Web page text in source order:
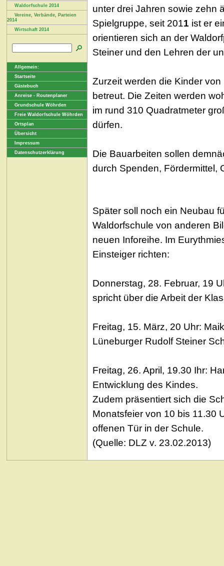
Waldorfschule 2014
Vereine, Verbände, Parteien
2014
Wirtschaft 2014
Allgemein:
Startseite
Gästebuch
Anreise - Routenplaner
Grundschule Wöhrden
Freie Waldorfschule Wöhrden
Ortsplan
Übersicht
Impressum
Datenschutzerklärung
unter drei Jahren sowie zehn
Spielgruppe, seit 2011 ist er
orientieren sich an der
Steiner und den Lehren der
Zurzeit werden die Kinder
betreut. Die Zeiten werden
im rund 310 Quadratmeter
dürfen.
Die Bauarbeiten sollen
durch Spenden, Fördermittel,
Später soll noch ein Neubau
Waldorfschule von anderen
neuen Inforeihe. Im
Einsteiger richten:
Donnerstag, 28. Februar, 19
spricht über die Arbeit der
Freitag, 15. März, 20 Uhr:
Lüneburger Rudolf Steiner
Freitag, 26. April, 19.30 Ihr:
Entwicklung des Kindes.
Zudem präsentiert sich die
Monatsfeier von 10 bis 11.30
offenen Tür in der Schule.
(Quelle: DLZ v. 23.02.2013)